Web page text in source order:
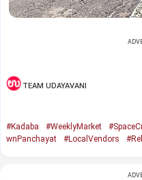
TEAM UDAYAVANI
#Kadaba #WeeklyMarket
wnPanchayat
#LocalVendors